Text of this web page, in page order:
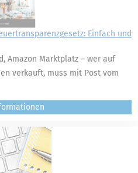
Einfach und
Amazon Marktplatz – wer auf
verkauft, muss mit Post vom